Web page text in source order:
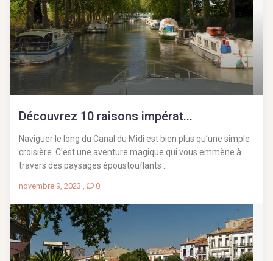
Découvrez 10 raisons impérat...
Naviguer le long du Canal du Midi est bien plus qu’une simple
croisière. C’est une aventure magique qui vous emmène à
travers des paysages époustouflants ...
novembre 9, 2023 , 0